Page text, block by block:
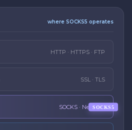
where SOCKS5 operates
HTTP · HTTPS · FTP
SSL · TLS
SOCKS · NetBIOS
SOCKS5